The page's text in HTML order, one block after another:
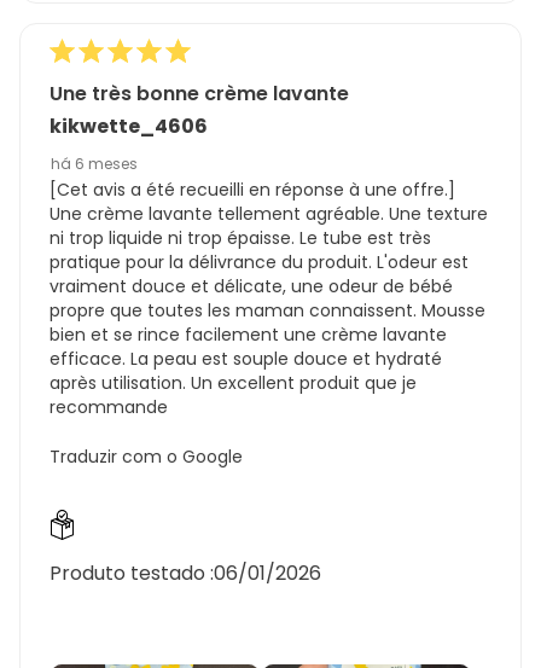
Une très bonne crème lavante
kikwette_4606
há 6 meses
[Cet avis a été recueilli en réponse à une offre.]
Une crème lavante tellement agréable. Une texture
ni trop liquide ni trop épaisse. Le tube est très
pratique pour la délivrance du produit. L'odeur est
vraiment douce et délicate, une odeur de bébé
propre que toutes les maman connaissent. Mousse
bien et se rince facilement une crème lavante
efficace. La peau est souple douce et hydraté
après utilisation. Un excellent produit que je
recommande
Traduzir com o Google
Produto testado :06/01/2026